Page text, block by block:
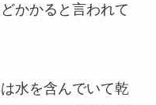
かかると言われて
水を含んでいて乾